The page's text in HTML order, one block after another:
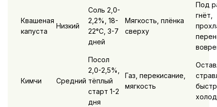
Квашеная
капуста
Низкий
Соль 2,0-
2,2%, 18-
22°C, 3-7
дней
Мягкость, плёнка
сверху
Под
гнёт,
Кимчи Средний
Посол
2,0-2,5%,
тёплый
старт 1-2
дня
Газ, перекисание,
мягкость